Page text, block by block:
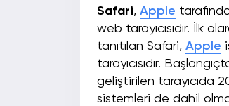
Safari, Apple
web tarayıcısıdır. İlk
tanıtılan Safari, Apple
tarayıcısıdır.
geliştirilen tarayıcıda
sistemleri de dahil